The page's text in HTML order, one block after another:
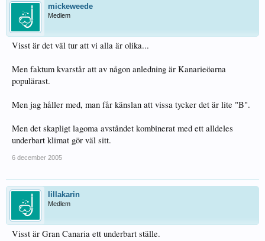
mickeweede
Medlem
Visst är det väl tur att vi alla är olika...
Men faktum kvarstår att av någon anledning är Kanarieöarna
populärast.
Men jag håller med, man får känslan att vissa tycker det är lite "B".
Men det skapligt lagoma avståndet kombinerat med ett alldeles
underbart klimat gör väl sitt.
6 december 2005
lillakarin
Medlem
Visst är Gran Canaria ett underbart ställe.